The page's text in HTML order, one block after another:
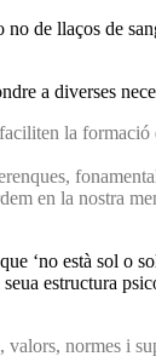
no de llaços de
a diverses
la
en la nostra
‘no està sol
estructura
normes i